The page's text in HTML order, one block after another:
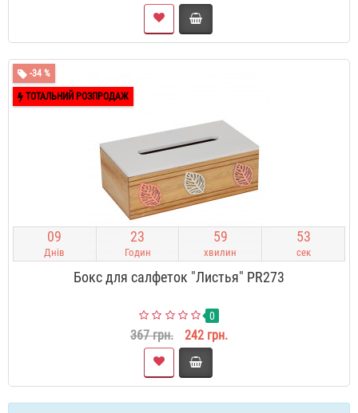
-34 %
ТОТАЛЬНИЙ РОЗПРОДАЖ
09
Днів
23
Годин
59
хвилин
52
сек
Бокс для салфеток "Листья" PR273
0
367 грн. 242 грн.